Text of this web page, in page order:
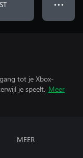
● ● ●
tot je Xbox-
je speelt. Meer
MEER